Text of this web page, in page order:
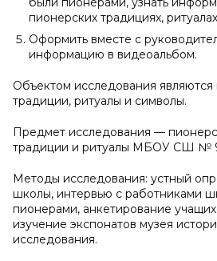
пионерских традициях,
Оформить вместе с
информацию в видеоальбом.
Объектом исследования
традиции, ритуалы и символы.
Предмет исследования —
традиции и ритуалы МБОУ СШ №
Методы исследования: устный
школы, интервью с работниками
пионерами, анкетирование
изучение экспонатов музея
исследования.